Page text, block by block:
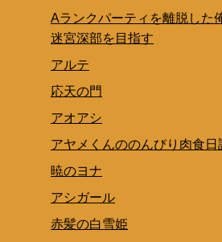
Aランクパーティを離脱した
迷宮深部を目指す
アルテ
応天の門
アオアシ
アヤメくんののんびり肉食日
暁のヨナ
アシガール
赤髪の白雪姫